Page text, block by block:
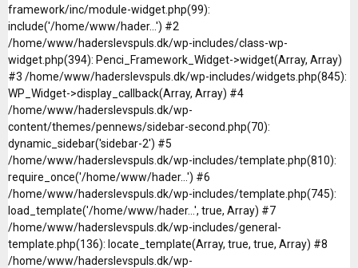
framework/inc/module-widget.php(99):
include('/home/www/hader...') #2
/home/www/haderslevspuls.dk/wp-includes/class-wp-
widget.php(394): Penci_Framework_Widget->widget(Array, Array)
#3 /home/www/haderslevspuls.dk/wp-includes/widgets.php(845):
WP_Widget->display_callback(Array, Array) #4
/home/www/haderslevspuls.dk/wp-
content/themes/pennews/sidebar-second.php(70):
dynamic_sidebar('sidebar-2') #5
/home/www/haderslevspuls.dk/wp-includes/template.php(810):
require_once('/home/www/hader...') #6
/home/www/haderslevspuls.dk/wp-includes/template.php(745):
load_template('/home/www/hader...', true, Array) #7
/home/www/haderslevspuls.dk/wp-includes/general-
template.php(136): locate_template(Array, true, true, Array) #8
/home/www/haderslevspuls.dk/wp-